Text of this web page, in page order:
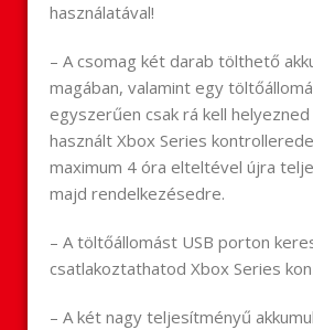
használatával!
– A csomag két darab tölthető
magában, valamint egy
egyszerűen csak rá kell
használt Xbox Series
maximum 4 óra elteltével újra
majd rendelkezésedre.
– A töltőállomást USB porton
csatlakoztathatod Xbox Series
– A két nagy teljesítményű